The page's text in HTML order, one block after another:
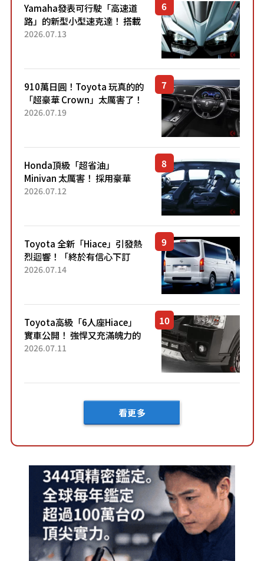
Yamaha發表可行駛「高速道
路」的新型小型速克達！ 搭載
能享受超強勁「渦輪感」的動
2026.07.13
910萬日圓！Toyota 玩真的的
「超豪華 Crown」太厲害了！
採用由「匠人技藝」打造的
2026.07.19
Honda頂級「超省油」
Minivan 太厲害！ 採用豪華
「真皮座椅」與專屬「黑色內
「三...
2026.07.12
Toyota 全新「Hiace」引發熱
烈迴響！「終於有信心下訂
了！」「哪個等級交車最
車？...
2026.07.14
Toyota高級「6人座Hiace」
實車公開！ 強悍又充滿魄力的
「全黑設計」搭配特別「豪華
2026.07.11
看更多